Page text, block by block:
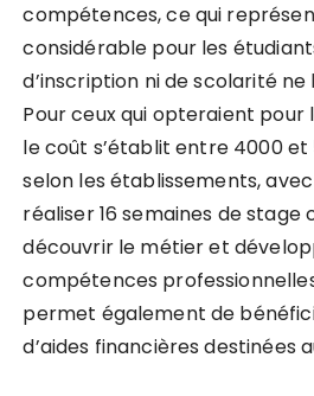
compétences, ce qui
considérable pour les
d’inscription ni de scolarité
Pour ceux qui opteraient pour
le coût s’établit entre 4000
selon les établissements,
réaliser 16 semaines de
découvrir le métier et
compétences
permet également de
d’aides financières destinées